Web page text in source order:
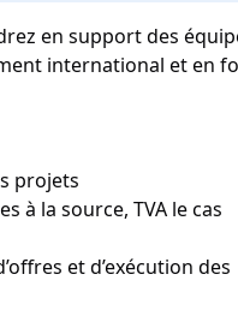
en support des
international et en
projets
à la source, TVA le cas
et d’exécution des